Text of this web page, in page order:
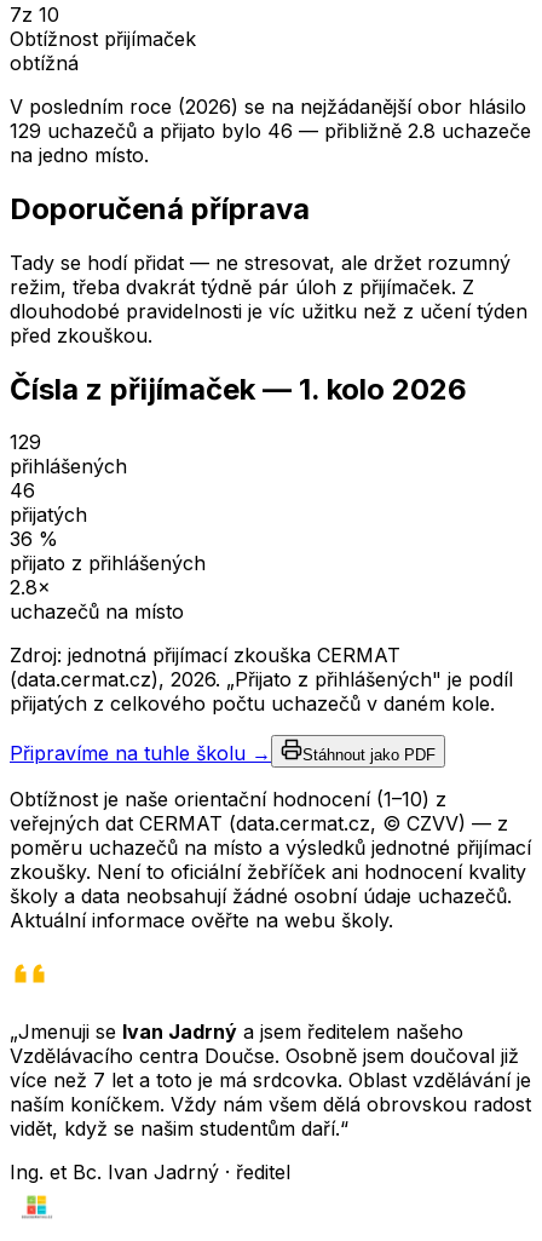
7z 10
Obtížnost přijímaček
obtížná
V posledním roce (2026) se na nejžádanější obor hlásilo
129 uchazečů a přijato bylo 46 — přibližně 2.8 uchazeče
na jedno místo.
Doporučená příprava
Tady se hodí přidat — ne stresovat, ale držet rozumný
režim, třeba dvakrát týdně pár úloh z přijímaček. Z
dlouhodobé pravidelnosti je víc užitku než z učení týden
před zkouškou.
Čísla z přijímaček — 1. kolo 2026
129
přihlášených
46
přijatých
36 %
přijato z přihlášených
2.8×
uchazečů na místo
Zdroj: jednotná přijímací zkouška CERMAT
(data.cermat.cz), 2026. „Přijato z přihlášených" je podíl
přijatých z celkového počtu uchazečů v daném kole.
Připravíme na tuhle školu → Stáhnout jako PDF
Obtížnost je naše orientační hodnocení (1–10) z
veřejných dat CERMAT (data.cermat.cz, © CZVV) — z
poměru uchazečů na místo a výsledků jednotné přijímací
zkoušky. Není to oficiální žebříček ani hodnocení kvality
školy a data neobsahují žádné osobní údaje uchazečů.
Aktuální informace ověřte na webu školy.
„Jmenuji se Ivan Jadrný a jsem ředitelem našeho
Vzdělávacího centra Doučse. Osobně jsem doučoval již
více než 7 let a toto je má srdcovka. Oblast vzdělávání je
naším koníčkem. Vždy nám všem dělá obrovskou radost
vidět, když se našim studentům daří.“
Ing. et Bc. Ivan Jadrný · ředitel